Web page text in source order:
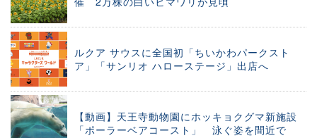
ルクア サウスに全国初「ちいかわパークスト
ア」「サンリオ ハローステージ」出店へ
【動画】天王寺動物園にホッキョクグマ新施設
「ポーラーベアコースト」 泳ぐ姿を間近で